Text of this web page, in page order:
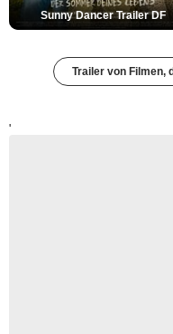
Sunny Dancer Trailer DF
Trailer von Filmen,
'